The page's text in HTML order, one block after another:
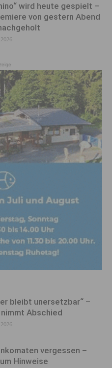
wird heute gespielt –
von gestern Abend
bleibt unersetzbar“ –
Abschied
vergessen –
Hinweise